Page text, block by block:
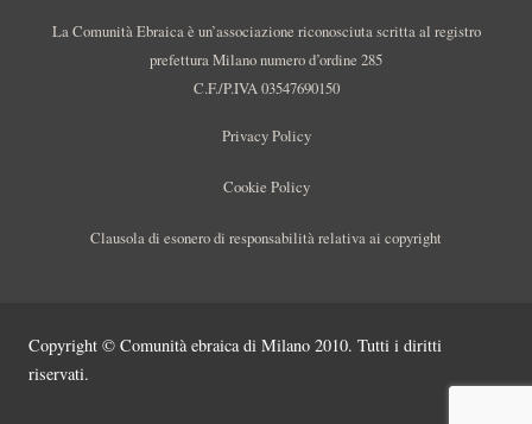
La Comunità Ebraica è un’associazione riconosciuta scritta al registro
prefettura Milano numero d’ordine 285
C.F./P.IVA 03547690150
Privacy Policy
Cookie Policy
Clausola di esonero di responsabilità relativa ai copyright
Copyright © Comunità ebraica di Milano 2010. Tutti i diritti
riservati.